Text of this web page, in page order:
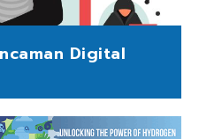
Digital